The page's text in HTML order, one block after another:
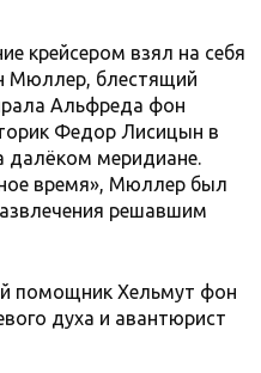
крейсером взял на себя
Мюллер, блестящий
Альфреда фон
Федор Лисицын в
далёком меридиане.
время», Мюллер был
решавшим
помощник Хельмут фон
духа и авантюрист